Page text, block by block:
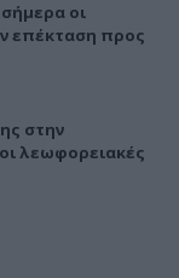
οι
επέκταση προς
στην
λεωφορειακές